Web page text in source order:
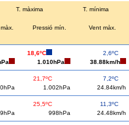
T. màxima T. mínima
Pressió mín. Vent màx.
18,6ºC
2,6ºC
1.010hPa 38.88km/h
21,7ºC
7,2ºC
1.002hPa 24.84km/h
25,5ºC
11,3ºC
998hPa 24.48km/h